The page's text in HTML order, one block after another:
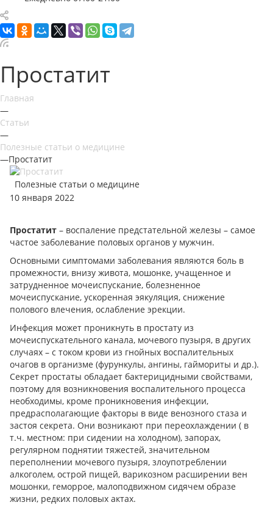
Простатит
Главная
—
Статьи
—
Полезные статьи о медицине
—Простатит
Полезные статьи о медицине
10 января 2022
Простатит – воспаление предстательной железы – самое
частое заболевание половых органов у мужчин.
Основными симптомами заболевания являются боль в
промежности, внизу живота, мошонке, учащенное и
затрудненное мочеиспускание, болезненное
мочеиспускание, ускоренная эякуляция, снижение
полового влечения, ослабление эрекции.
Инфекция может проникнуть в простату из
мочеиспускательного канала, мочевого пузыря, в других
случаях – с током крови из гнойных воспалительных
очагов в организме (фурункулы, ангины, гаймориты и др.).
Секрет простаты обладает бактерицидными свойствами,
поэтому для возникновения воспалительного процесса
необходимы, кроме проникновения инфекции,
предрасполагающие факторы в виде венозного стаза и
застоя секрета. Они возникают при переохлаждении ( в
т.ч. местном: при сидении на холодном), запорах,
регулярном поднятии тяжестей, значительном
переполнении мочевого пузыря, злоупотреблении
алкоголем, острой пищей, варикозном расширении вен
мошонки, геморрое, малоподвижном сидячем образе
жизни, редких половых актах.